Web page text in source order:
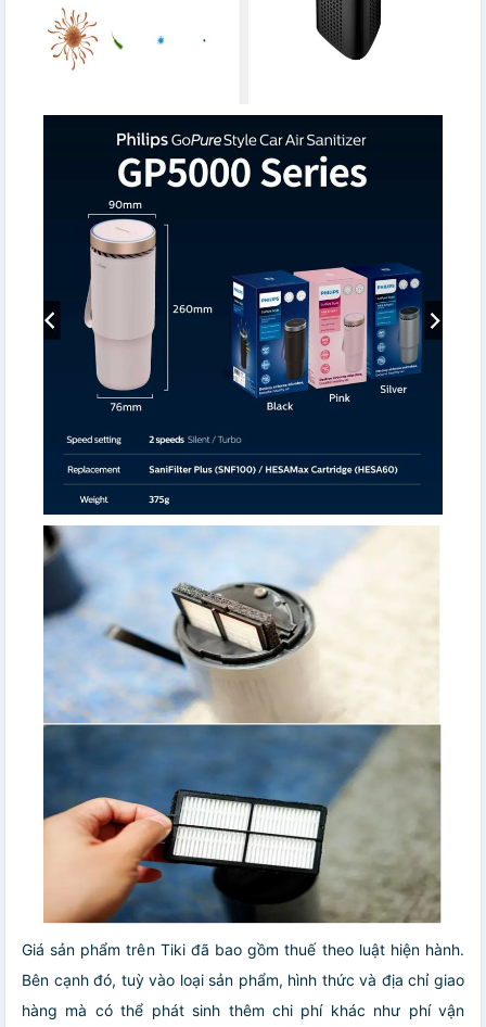
Giá sản phẩm trên Tiki đã bao gồm thuế theo luật hiện hành.
Bên cạnh đó, tuỳ vào loại sản phẩm, hình thức và địa chỉ giao
hàng mà có thể phát sinh thêm chi phí khác như phí vận